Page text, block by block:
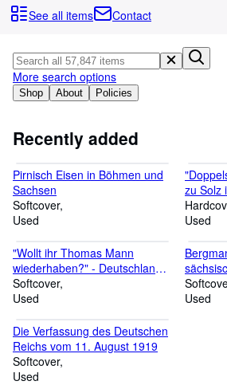
Rare Books
Textbooks
Sellers
Start Selling
CLOSE
See all items
Contact
Shop About Policies
More search options
Recently added
Pirnisch Eisen in Böhmen und
Sachsen
Softcover
Used
zu Solz
Hitler
Used
"Wollt ihr Thomas Mann
wiederhaben?" - Deutschland
und die Emigranten
Softcover
Used
Used
Die Verfassung des Deutschen
Reichs vom 11. August 1919
Softcover
Used